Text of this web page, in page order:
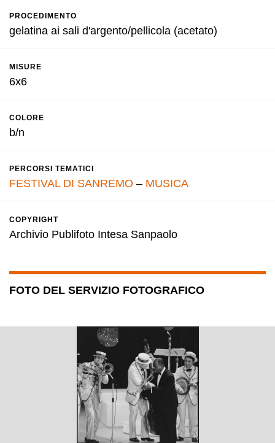
PROCEDIMENTO
gelatina ai sali d'argento/pellicola (acetato)
MISURE
6x6
COLORE
b/n
PERCORSI TEMATICI
FESTIVAL DI SANREMO – MUSICA
COPYRIGHT
Archivio Publifoto Intesa Sanpaolo
FOTO DEL SERVIZIO FOTOGRAFICO